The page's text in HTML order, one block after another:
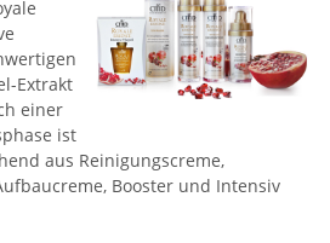
Extrakt
einer
ist
aus Reinigungscreme,
Booster und Intensiv